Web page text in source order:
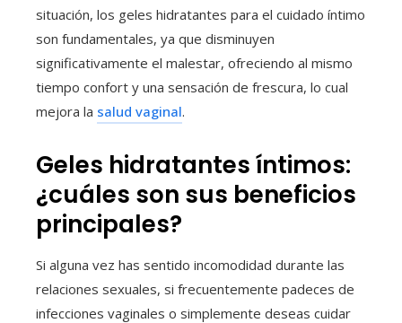
situación, los geles hidratantes para el cuidado íntimo
son fundamentales, ya que disminuyen
significativamente el malestar, ofreciendo al mismo
tiempo confort y una sensación de frescura, lo cual
mejora la salud vaginal.
Geles hidratantes íntimos:
¿cuáles son sus beneficios
principales?
Si alguna vez has sentido incomodidad durante las
relaciones sexuales, si frecuentemente padeces de
infecciones vaginales o simplemente deseas cuidar